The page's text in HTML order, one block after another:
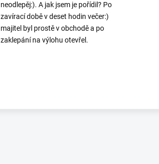
neodlepěj:). A jak jsem je pořídil? Po
zavírací době v deset hodin večer:)
majitel byl prostě v obchodě a po
zaklepání na výlohu otevřel.